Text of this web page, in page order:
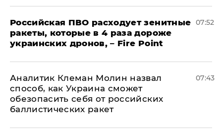
Российская ПВО расходует зенитные
ракеты, которые в 4 раза дороже
украинских дронов, – Fire Point
07:52
Аналитик Клеман Молин назвал
способ, как Украина сможет
обезопасить себя от российских
баллистических ракет
07:43